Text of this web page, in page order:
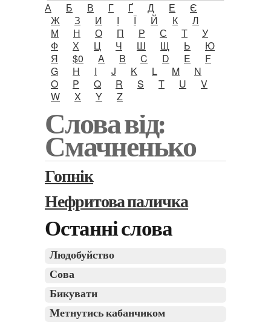
А Б В Г Ґ Д Е
Є
Ж
З И І Ї Й К
Л
М
Н О П Р С Т
У
Ф
Х Ц Ч Ш Щ Ь
Ю
Я
$0 A B C D E
F
G
H I J K L M
N
O
P Q R S T U
V
W
X Y Z
Слова від:
Смачненько
Гопнік
Нефритова паличка
Останні слова
Людобуйство
Сова
Бикувати
Метнутись кабанчиком